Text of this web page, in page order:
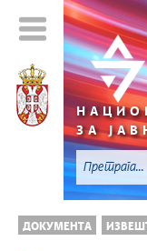
ЗА
ДОКУМЕНТА